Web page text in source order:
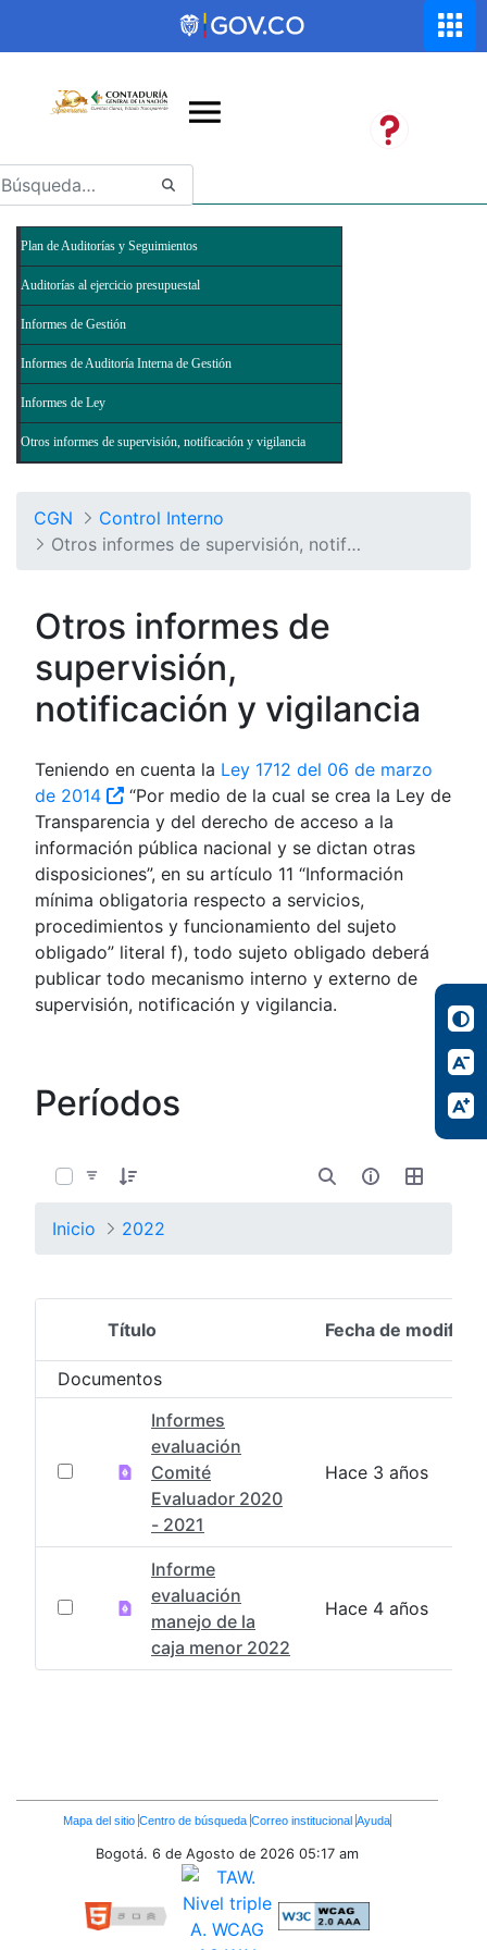
Saltar al contenido principal
Abrir menú de accesibilidad
Plan de Auditorías y Seguimientos
Auditorías al ejercicio presupuestal
Informes de Gestión
Informes de Auditoría Interna de Gestión
Informes de Ley
Otros informes de supervisión, notificación y vigilancia
CGN
Control Interno
Otros informes de supervisión, notificación y vigilancia
Otros informes de
supervisión,
notificación y vigilancia
Teniendo en cuenta la Ley 1712 del 06 de marzo
de 2014
“Por medio de la cual se crea la Ley de
Transparencia y del derecho de acceso a la
información pública nacional y se dictan otras
disposiciones”, en su artículo 11 “Información
mínima obligatoria respecto a servicios,
procedimientos y funcionamiento del sujeto
obligado” literal f), todo sujeto obligado deberá
publicar todo mecanismo interno y externo de
supervisión, notificación y vigilancia.
Períodos
Inicio 2022
Selección del elemento
Título Fecha de
Documentos
Informes
evaluación
Comité
Evaluador 2020
- 2021
Hace 3 años
Informe
evaluación
manejo de la
caja menor 2022
Hace 4 años
Enlaces
Inferiores
Mapa del sitio Centro de búsqueda Correo institucional Ayuda
Bogotá. 6 de Agosto de 2026 05:17 am